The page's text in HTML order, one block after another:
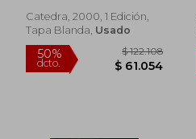
Catedra, 2000, 1 Edición,
Tapa Blanda, Usado